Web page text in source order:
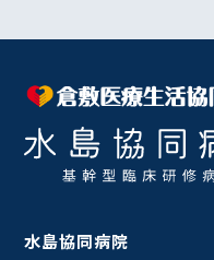
水島協同病院